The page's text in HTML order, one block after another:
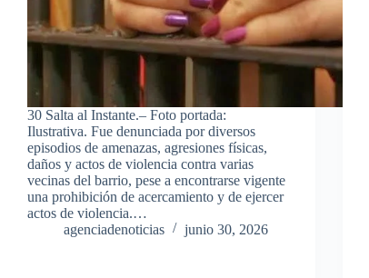
30 Salta al Instante.– Foto portada:
Ilustrativa. Fue denunciada por diversos
episodios de amenazas, agresiones físicas,
daños y actos de violencia contra varias
vecinas del barrio, pese a encontrarse vigente
una prohibición de acercamiento y de ejercer
actos de violencia.…
agenciadenoticias
junio 30, 2026